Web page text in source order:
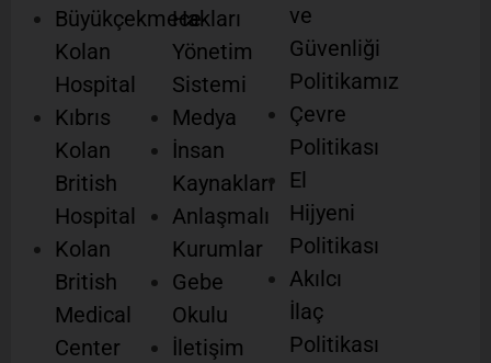
Büyükçekmece
Kolan
Hospital
Kıbrıs
Kolan
British
Hospital
Kolan
British
Medical
Center
Hakları
Yönetim
Sistemi
Medya
İnsan
Kaynakları
Anlaşmalı
Kurumlar
Gebe
Okulu
İletişim
ve
Güvenliği
Politikamız
Çevre
Politikası
El
Hijyeni
Politikası
Akılcı
İlaç
Politikası